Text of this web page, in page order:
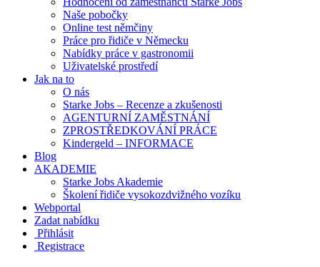
Naše pobočky
Online test němčiny
Práce pro řidiče v Německu
Nabídky práce v gastronomii
Uživatelské prostředí
Jak na to
O nás
Starke Jobs – Recenze a zkušenosti
AGENTURNÍ ZAMĚSTNÁNÍ
ZPROSTŘEDKOVÁNÍ PRÁCE
Kindergeld – INFORMACE
Blog
AKADEMIE
Starke Jobs Akademie
Školení řidiče vysokozdvižného vozíku
Webportal
Zadat nabídku
Přihlásit
Registrace